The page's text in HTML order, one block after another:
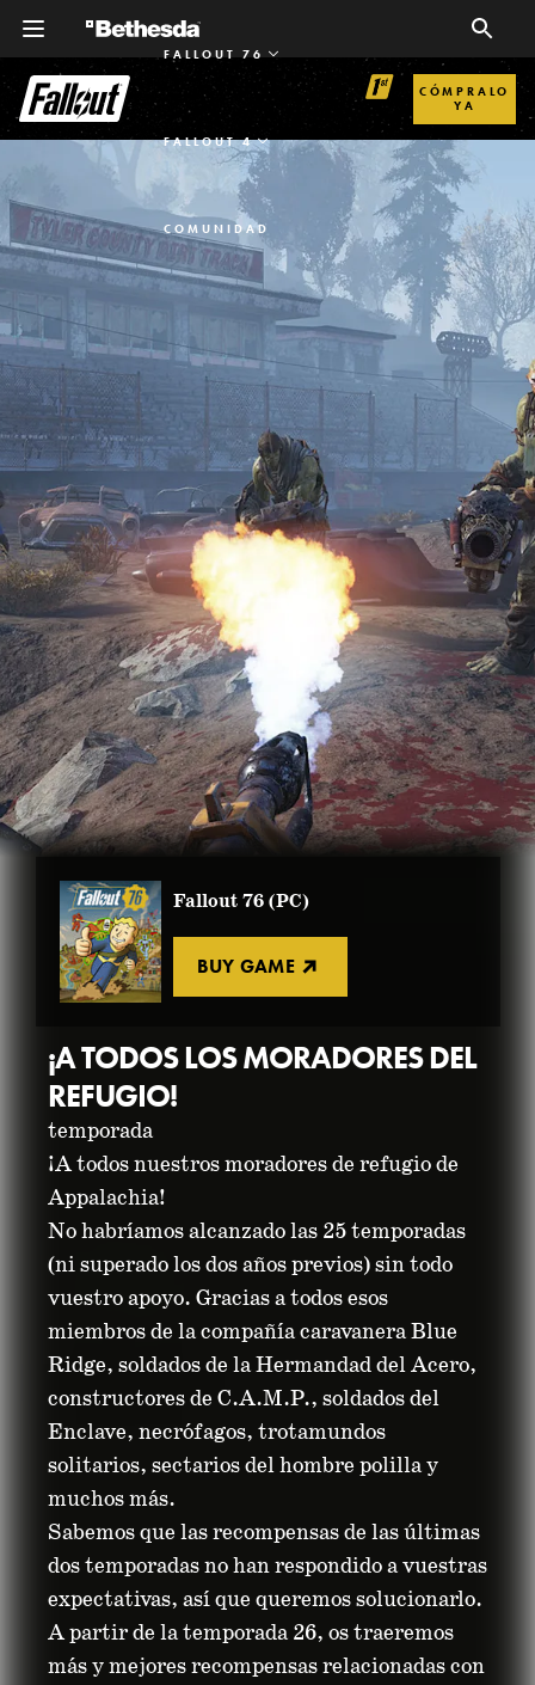
FALLOUT 76
FALLOUT 4
COMUNIDAD
CÓMPRALO
YA
NOTAS DE
LANZAMIENTO DE
FALLOUT 76: PLAGAS
02 de junio de 2026
Fallout 76 (PC)
BUY GAME
¡A TODOS LOS MORADORES DEL
REFUGIO!
temporada
¡A todos nuestros moradores de refugio de
Appalachia!
No habríamos alcanzado las 25 temporadas
(ni superado los dos años previos) sin todo
vuestro apoyo. Gracias a todos esos
miembros de la compañía caravanera Blue
Ridge, soldados de la Hermandad del Acero,
constructores de C.A.M.P., soldados del
Enclave, necrófagos, trotamundos
solitarios, sectarios del hombre polilla y
muchos más.
Sabemos que las recompensas de las últimas
dos temporadas no han respondido a vuestras
expectativas, así que queremos solucionarlo.
A partir de la temporada 26, os traeremos
más y mejores recompensas relacionadas con